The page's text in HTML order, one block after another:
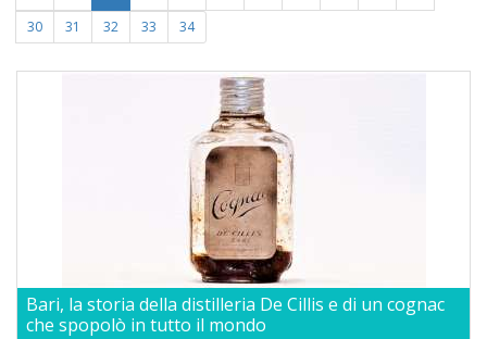
30
31 32 33 34
Bari, la storia della distilleria De Cillis e di un cognac
che spopolò in tutto il mondo